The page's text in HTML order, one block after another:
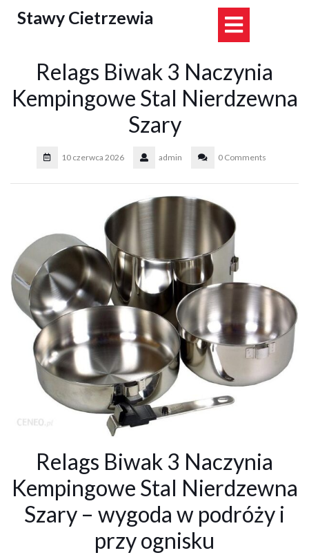
Stawy Cietrzewia
Relags Biwak 3 Naczynia
Kempingowe Stal Nierdzewna
Szary
10 czerwca 2026 admin 0 Comments
Relags Biwak 3 Naczynia
Kempingowe Stal Nierdzewna
Szary – wygoda w podróży i
przy ognisku